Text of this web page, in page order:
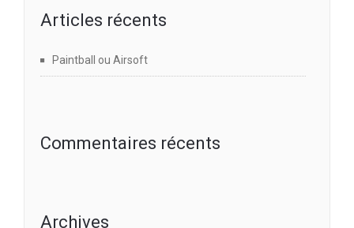
Articles récents
Paintball ou Airsoft
Commentaires récents
Archives